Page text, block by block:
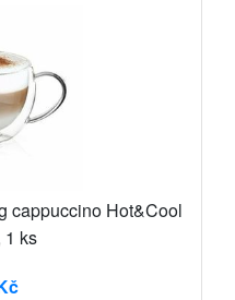
cappuccino Hot&Cool
1 ks